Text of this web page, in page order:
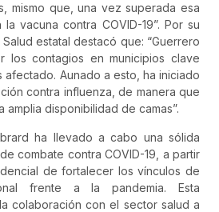
mismo que, una vez superada esa
vacuna contra COVID-19”. Por su
estatal destacó que: “Guerrero
los contagios en municipios clave
afectado. Aunado a esto, ha iniciado
contra influenza, de manera que
amplia disponibilidad de camas”.
ha llevado a cabo una sólida
combate contra COVID-19, a partir
de fortalecer los vínculos de
frente a la pandemia. Esta
colaboración con el sector salud a